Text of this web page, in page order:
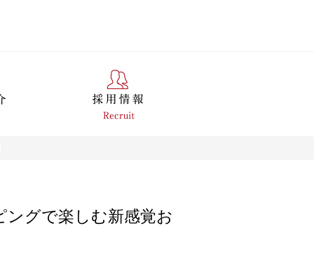
ングで楽しむ新感覚お